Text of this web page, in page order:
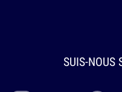
SUIS-NOUS